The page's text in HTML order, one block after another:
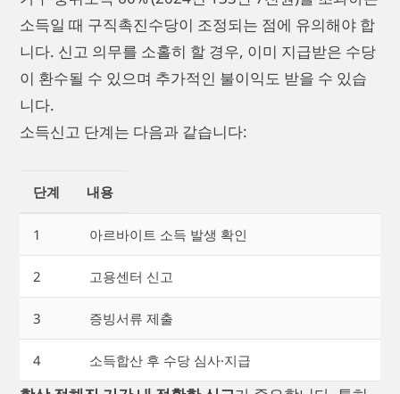
소득일 때 구직촉진수당이 조정되는 점에 유의해야 합
니다. 신고 의무를 소홀히 할 경우, 이미 지급받은 수당
이 환수될 수 있으며 추가적인 불이익도 받을 수 있습
니다.
소득신고 단계는 다음과 같습니다:
단계 내용
1 아르바이트 소득 발생 확인
2 고용센터 신고
3 증빙서류 제출
4 소득합산 후 수당 심사·지급